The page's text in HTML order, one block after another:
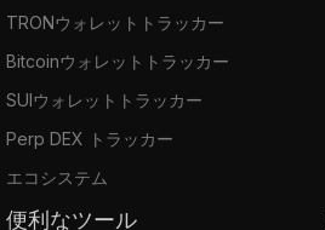
TRONウォレットトラッカー
Bitcoinウォレットトラッカー
SUIウォレットトラッカー
Perp DEX トラッカー
エコシステム
便利なツール